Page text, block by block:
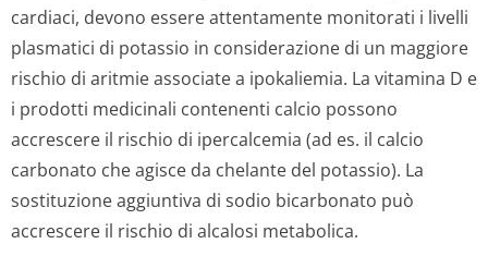
cardiaci, devono essere attentamente monitorati i livelli
plasmatici di potassio in considerazione di un maggiore
rischio di aritmie associate a ipokaliemia. La vitamina D e
i prodotti medicinali contenenti calcio possono
accrescere il rischio di ipercalcemia (ad es. il calcio
carbonato che agisce da chelante del potassio). La
sostituzione aggiuntiva di sodio bicarbonato può
accrescere il rischio di alcalosi metabolica.